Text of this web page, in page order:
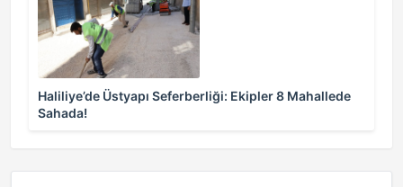
Haliliye’de Üstyapı Seferberliği: Ekipler 8 Mahallede
Sahada!